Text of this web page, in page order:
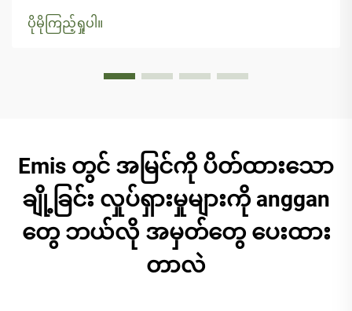
ပိုမိုကြည့်ရှုပါ။
Emis တွင် အမြင်ကို ပိတ်ထားသော
ချို့ခြင်း လှုပ်ရှားမှုများကို anggan
တွေ ဘယ်လို အမှတ်တွေ ပေးထား
တာလဲ